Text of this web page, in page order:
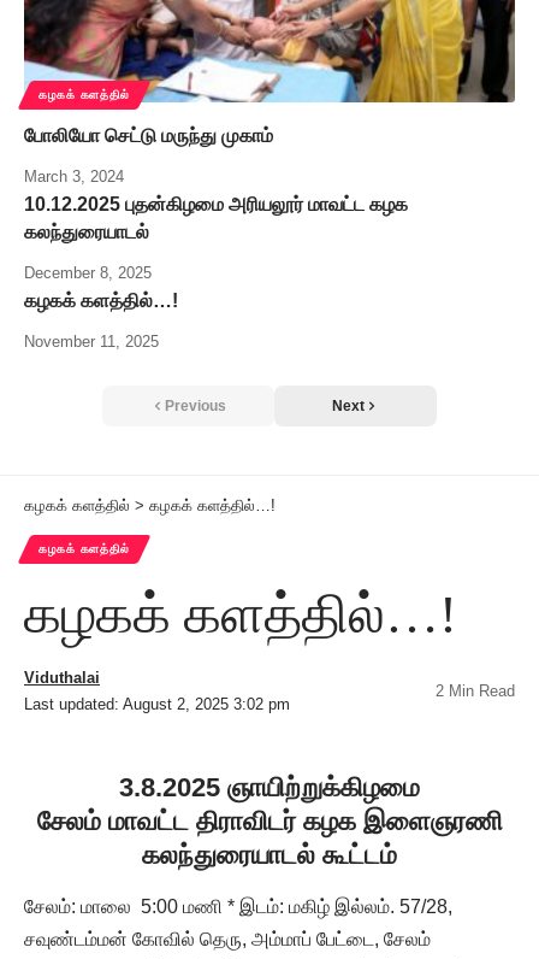
கழகக் களத்தில்
போலியோ செட்டு மருந்து முகாம்
March 3, 2024
10.12.2025 புதன்கிழமை அரியலூர் மாவட்ட கழக
கலந்துரையாடல்
December 8, 2025
கழகக் களத்தில்…!
November 11, 2025
Previous Next
கழகக் களத்தில் > கழகக் களத்தில்…!
கழகக் களத்தில்
கழகக் களத்தில்…!
Last updated: August 2, 2025 3:02 pm
Viduthalai
2 Min Read
3.8.2025 ஞாயிற்றுக்கிழமை
சேலம் மாவட்ட திராவிடர் கழக இளைஞரணி
கலந்துரையாடல் கூட்டம்
சேலம்: மாலை 5:00 மணி * இடம்: மகிழ் இல்லம். 57/28,
சவுண்டம்மன் கோவில் தெரு, அம்மாப் பேட்டை, சேலம்